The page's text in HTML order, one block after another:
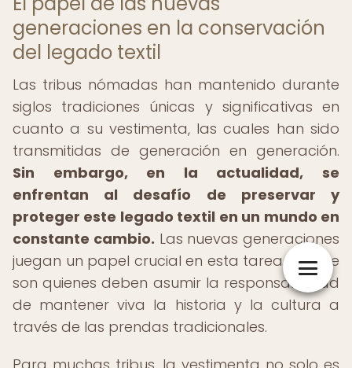
generaciones en la conservación
del legado textil
Las tribus nómadas han mantenido durante
siglos tradiciones únicas y significativas en
cuanto a su vestimenta, las cuales han sido
transmitidas de generación en generación.
Sin embargo, en la actualidad, se
enfrentan al desafío de preservar y
proteger este legado textil en un mundo en
constante cambio. Las nuevas generaciones
juegan un papel crucial en esta tarea, ya que
son quienes deben asumir la responsabilidad
de mantener viva la historia y la cultura a
través de las prendas tradicionales.